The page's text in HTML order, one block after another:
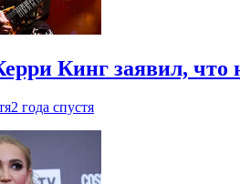
Кинг заявил, что
2 года спустя